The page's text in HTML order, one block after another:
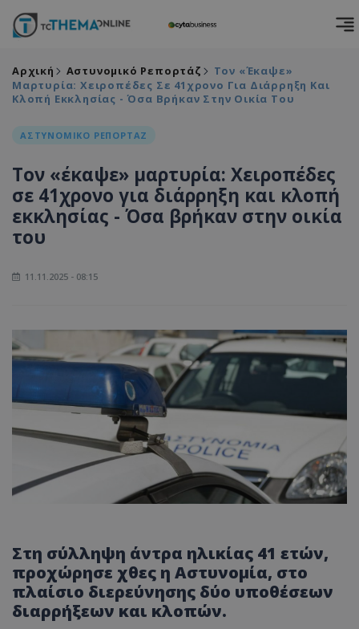
Αρχική Αστυνομικό Ρεπορτάζ
Τον «έκαψε»
Μαρτυρία: Χειροπέδες Σε 41χρονο Για Διάρρηξη Και
Κλοπή Εκκλησίας - Όσα Βρήκαν Στην Οικία Του
ΑΣΤΥΝΟΜΙΚΟ ΡΕΠΟΡΤΑΖ
Τον «έκαψε» μαρτυρία: Χειροπέδες
σε 41χρονο για διάρρηξη και κλοπή
εκκλησίας - Όσα βρήκαν στην οικία
του
11.11.2025 - 08:15
Στη σύλληψη άντρα ηλικίας 41 ετών,
προχώρησε χθες η Αστυνομία, στο
πλαίσιο διερεύνησης δύο υποθέσεων
διαρρήξεων και κλοπών.